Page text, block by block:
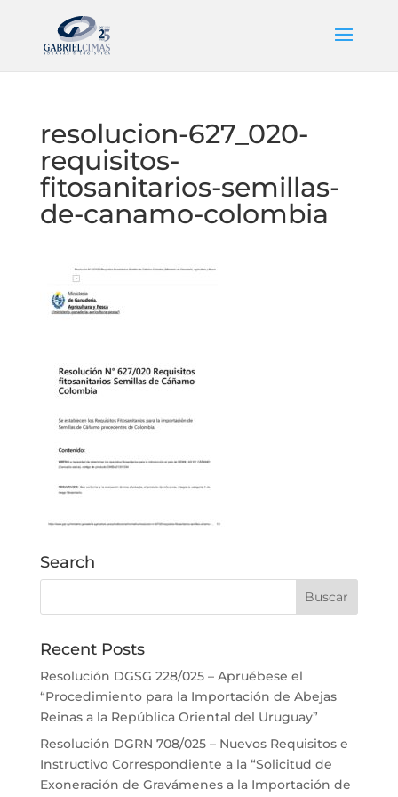
resolucion-627_020-
requisitos-
fitosanitarios-semillas-
de-canamo-colombia
Search
Recent Posts
Resolución DGSG 228/025 – Apruébese el
“Procedimiento para la Importación de Abejas
Reinas a la República Oriental del Uruguay”
Resolución DGRN 708/025 – Nuevos Requisitos e
Instructivo Correspondiente a la “Solicitud de
Exoneración de Gravámenes a la Importación de